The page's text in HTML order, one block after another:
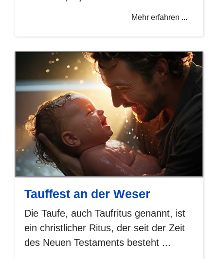
Mehr erfahren ...
Tauffest an der Weser
Die Taufe, auch Taufritus genannt, ist
ein christlicher Ritus, der seit der Zeit
des Neuen Testaments besteht ...